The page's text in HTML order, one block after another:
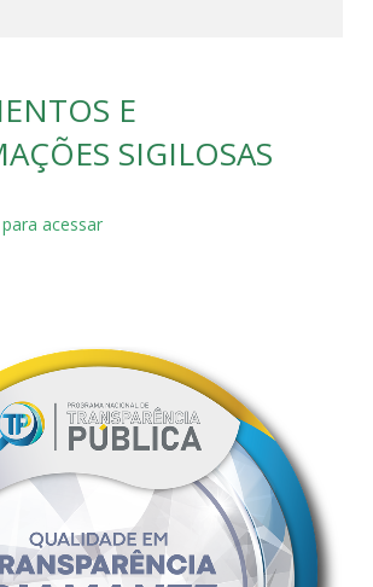
E
SIGILOSAS
acessar